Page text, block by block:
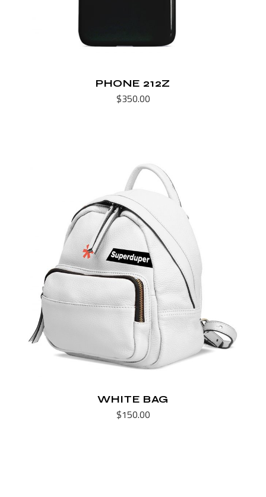
PHONE 212Z
$350.00
WHITE BAG
$150.00